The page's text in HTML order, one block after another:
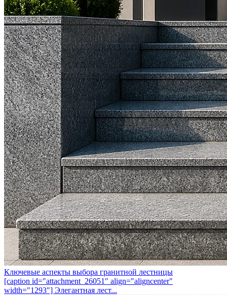
Ключевые аспекты выбора гранитной лестницы
[caption id="attachment_26051" align="aligncenter"
width="1293"] Элегантная лест...